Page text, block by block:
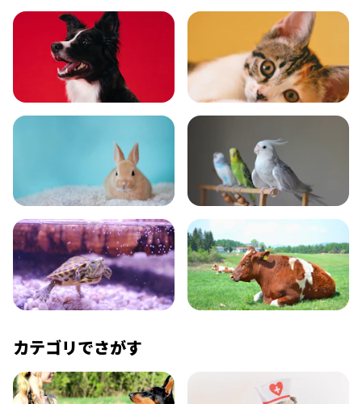
いぬ ねこ
小動物 とり・さかな
カテゴリでさがす